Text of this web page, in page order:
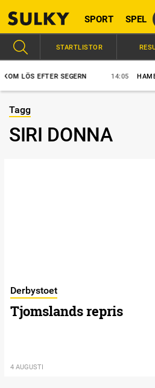
SPORT SPEL
LÖS EFTER SEGERN 14:05
STARTLISTOR
Tagg
SIRI DONNA
Derbystoet
Tjomslands repris
4 AUGUSTI